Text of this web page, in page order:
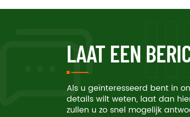
LAAT EEN
Als u geïnteresseerd bent in
details wilt weten, laat dan
zullen u zo snel mogelijk